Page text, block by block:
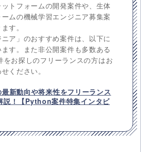
トフォームの開発案件や、生体
ムの機械学習エンジニア募集案
す。
ア」のおすすめ案件は、以下に
す。また非公開案件も多数ある
をお探しのフリーランスの方はお
ください。
新動向や将来性をフリーランス
説！【Python案件特集インタビ